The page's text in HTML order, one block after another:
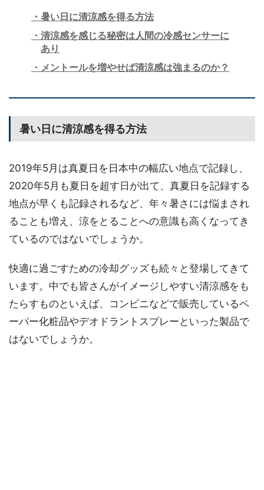
暑い日に清涼感を得る方法
清涼感を感じる秘密は人間の冷感センサーに
あり
メントールを増やせば清涼感は強まるのか？
暑い日に清涼感を得る方法
2019年5月は真夏日を日本中の幅広い地点で記録し、
2020年5月も夏日を超す日が出て、真夏日を記録する
地点が早くも記録されるなど、年々暑さには悩まされ
ることも増え、涼をとることへの意識も高くなってき
ているのではないでしょうか。
快適に過ごすための冷却グッズも続々と登場してきて
います。中でも皆さんがイメージしやすい清涼感をも
たらすものといえば、コンビニなどで販売しているペ
ーパー化粧品やデオドラントスプレーといった製品で
はないでしょうか。